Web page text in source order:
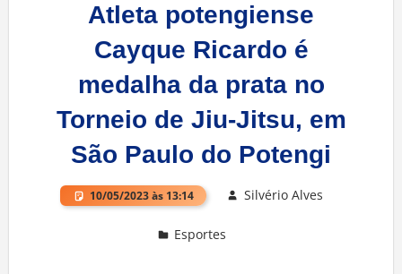
Atleta potengiense
Cayque Ricardo é
medalha da prata no
Torneio de Jiu-Jitsu, em
São Paulo do Potengi
10/05/2023 às 13:14 Silvério Alves
Esportes